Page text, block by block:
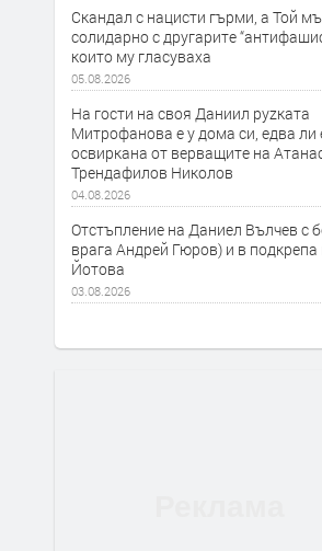
Скандал с нацисти гърми, а Той
солидарно с другарите
които му гласуваха
05.08.2026
На гости на своя Даниил руzката
Митрофанова е у дома си, едва ли
освиркана от верващите на
Трендафилов Николов
04.08.2026
Отстъпление на Даниел Вълчев с
врага Андрей Гюров) и в подкрепа
Йотова
03.08.2026